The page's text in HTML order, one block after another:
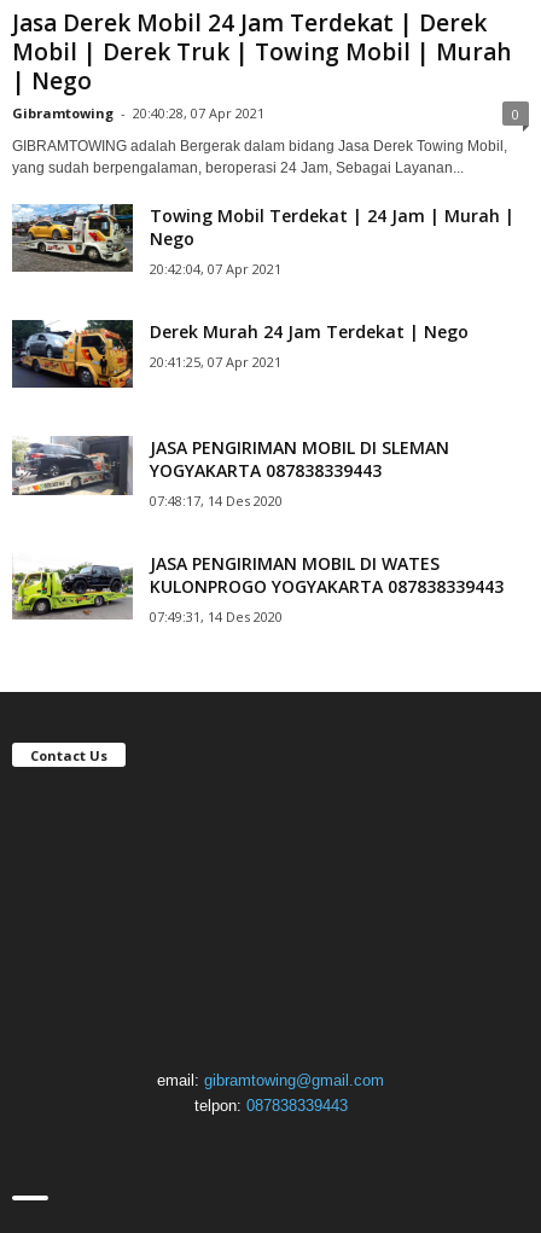
Jasa Derek Mobil 24 Jam Terdekat | Derek
Mobil | Derek Truk | Towing Mobil | Murah
| Nego
Gibramtowing - 20:40:28, 07 Apr 2021 0
GIBRAMTOWING adalah Bergerak dalam bidang Jasa Derek Towing Mobil,
yang sudah berpengalaman, beroperasi 24 Jam, Sebagai Layanan...
Towing Mobil Terdekat | 24 Jam | Murah |
Nego
20:42:04, 07 Apr 2021
Derek Murah 24 Jam Terdekat | Nego
20:41:25, 07 Apr 2021
JASA PENGIRIMAN MOBIL DI SLEMAN
YOGYAKARTA 087838339443
07:48:17, 14 Des 2020
JASA PENGIRIMAN MOBIL DI WATES
KULONPROGO YOGYAKARTA 087838339443
07:49:31, 14 Des 2020
Contact Us
email: gibramtowing@gmail.com
telpon: 087838339443